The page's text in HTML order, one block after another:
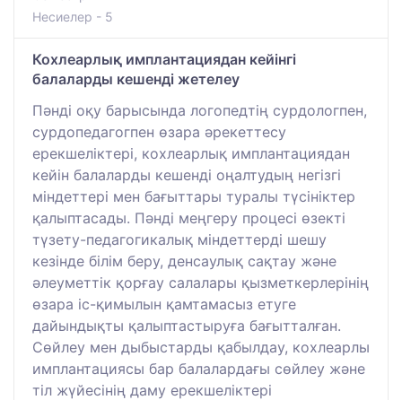
Несиелер - 5
Кохлеарлық имплантациядан кейінгі
балаларды кешенді жетелеу
Пәнді оқу барысында логопедтің сурдологпен,
сурдопедагогпен өзара әрекеттесу
ерекшеліктері, кохлеарлық имплантациядан
кейін балаларды кешенді оңалтудың негізгі
міндеттері мен бағыттары туралы түсініктер
қалыптасады. Пәнді меңгеру процесі өзекті
түзету-педагогикалық міндеттерді шешу
кезінде білім беру, денсаулық сақтау және
әлеуметтік қорғау салалары қызметкерлерінің
өзара іс-қимылын қамтамасыз етуге
дайындықты қалыптастыруға бағытталған.
Сөйлеу мен дыбыстарды қабылдау, кохлеарлы
имплантациясы бар балалардағы сөйлеу және
тіл жүйесінің даму ерекшеліктері